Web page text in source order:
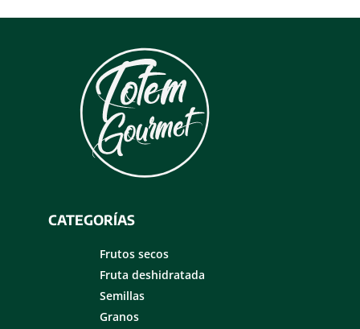
CATEGORÍAS
Frutos secos
Fruta deshidratada
Semillas
Granos